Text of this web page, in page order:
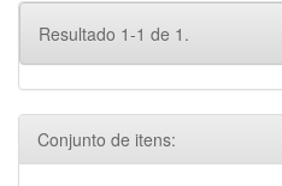
Resultado 1-1 de 1.
Conjunto de itens: